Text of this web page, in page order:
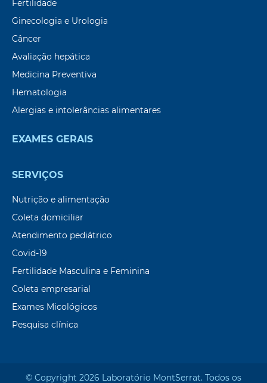
Fertilidade
Ginecologia e Urologia
Câncer
Avaliação hepática
Medicina Preventiva
Hematologia
Alergias e intolerâncias alimentares
EXAMES GERAIS
SERVIÇOS
Nutrição e alimentação
Coleta domiciliar
Atendimento pediátrico
Covid-19
Fertilidade Masculina e Feminina
Coleta empresarial
Exames Micológicos
Pesquisa clínica
© Copyright 2026 Laboratório Mont`Serrat. Todos os